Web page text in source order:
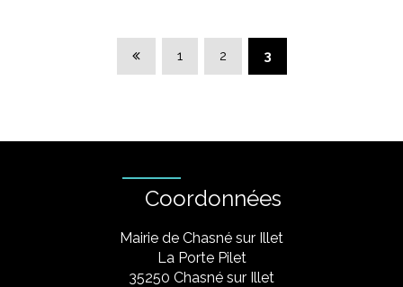
Page précédente
1 2 3
Coordonnées
Mairie de Chasné sur Illet
La Porte Pilet
35250 Chasné sur Illet